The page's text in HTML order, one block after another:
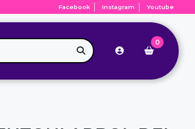
Facebook Instagram Youtube
0